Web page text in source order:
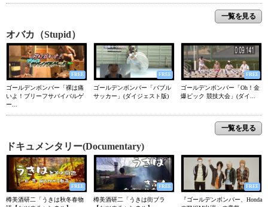
一覧を見る
オバカ（Stupid）
FREE
ゴールデンボンバー「裸は痛
いよ！ブリーフサバイバルゲ
ー...
FREE
ゴールデンボンバー「バブル
サッカー」(ダイジェスト版)
FREE
ゴールデンボンバー「Oh！金
爆ピック 競技大会」(ダイ...
一覧を見る
ドキュメンタリー(Documentary)
FREE
樽美酒研二「うきは秋冬春物
FREE
樽美酒研二「うきは街ブラ
FREE
『ゴールデンボンバー、Honda